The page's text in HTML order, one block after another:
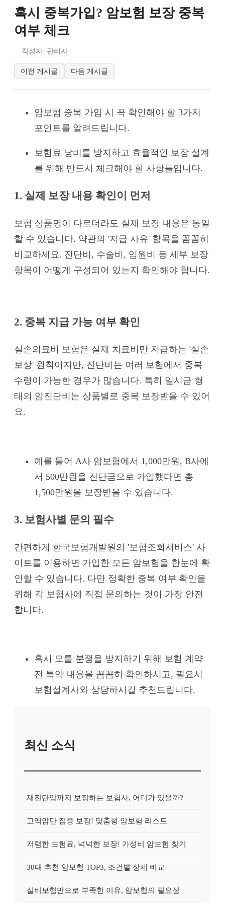
혹시 중복가입? 암보험 보장 중복
여부 체크
작성자: 관리자
이전 게시글 다음 게시글
암보험 중복 가입 시 꼭 확인해야 할 3가지
포인트를 알려드립니다.
보험료 낭비를 방지하고 효율적인 보장 설계
를 위해 반드시 체크해야 할 사항들입니다.
1. 실제 보장 내용 확인이 먼저
보험 상품명이 다르더라도 실제 보장 내용은 동일
할 수 있습니다. 약관의 '지급 사유' 항목을 꼼꼼히
비교하세요. 진단비, 수술비, 입원비 등 세부 보장
항목이 어떻게 구성되어 있는지 확인해야 합니다.
2. 중복 지급 가능 여부 확인
실손의료비 보험은 실제 치료비만 지급하는 '실손
보상' 원칙이지만, 진단비는 여러 보험에서 중복
수령이 가능한 경우가 많습니다. 특히 일시금 형
태의 암진단비는 상품별로 중복 보장받을 수 있어
요.
예를 들어 A사 암보험에서 1,000만원, B사에
서 500만원을 진단금으로 가입했다면 총
1,500만원을 보장받을 수 있습니다.
3. 보험사별 문의 필수
간편하게 한국보험개발원의 '보험조회서비스' 사
이트를 이용하면 가입한 모든 암보험을 한눈에 확
인할 수 있습니다. 다만 정확한 중복 여부 확인을
위해 각 보험사에 직접 문의하는 것이 가장 안전
합니다.
혹시 모를 분쟁을 방지하기 위해 보험 계약
전 특약 내용을 꼼꼼히 확인하시고, 필요시
보험설계사와 상담하시길 추천드립니다.
최신 소식
재진단암까지 보장하는 보험사, 어디가 있을까?
고액암만 집중 보장! 맞춤형 암보험 리스트
저렴한 보험료, 넉넉한 보장! 가성비 암보험 찾기
30대 추천 암보험 TOP3, 조건별 상세 비교
실비보험만으로 부족한 이유, 암보험의 필요성